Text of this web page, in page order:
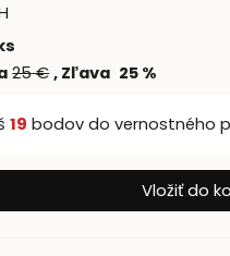
25€ Zľava 25 %
19 bodov do vernostného